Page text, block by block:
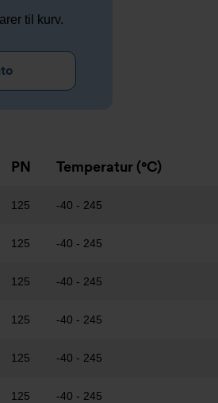
til kurv.
PN Temperatur (°C)
125 -40 - 245
125 -40 - 245
125 -40 - 245
125 -40 - 245
125 -40 - 245
125 -40 - 245